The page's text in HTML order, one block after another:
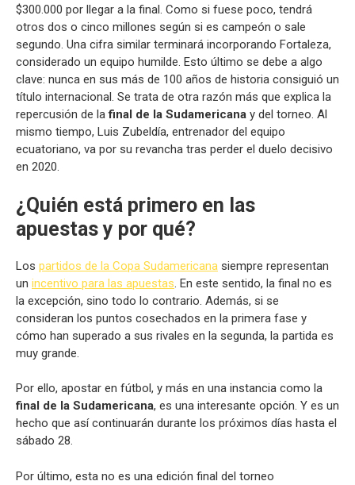
$300.000 por llegar a la final. Como si fuese poco, tendrá
otros dos o cinco millones según si es campeón o sale
segundo. Una cifra similar terminará incorporando Fortaleza,
considerado un equipo humilde. Esto último se debe a algo
clave: nunca en sus más de 100 años de historia consiguió un
título internacional. Se trata de otra razón más que explica la
repercusión de lafinal de la Sudamericana y del torneo. Al
mismo tiempo, Luis Zubeldía, entrenador del equipo
ecuatoriano, va por su revancha tras perder el duelo decisivo
en 2020.
¿Quién está primero en las
apuestas y por qué?
Los partidos de la Copa Sudamericana siempre representan
un incentivo para las apuestas . En este sentido, la final no es
la excepción, sino todo lo contrario. Además, si se
consideran los puntos cosechados en la primera fase y
cómo han superado a sus rivales en la segunda, la partida es
muy grande.
Por ello, apostar en fútbol, y más en una instancia como la
final de la Sudamericana, es una interesante opción. Y es un
hecho que así continuarán durante los próximos días hasta el
sábado 28.
Por último, esta no es una edición final del torneo